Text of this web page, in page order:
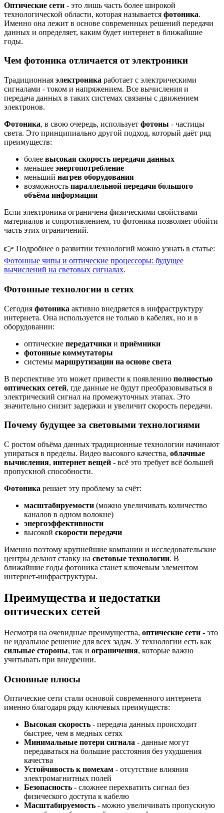
Оптические сети - это лишь часть более широкой
технологической области, которая называется фотоника.
Именно она лежит в основе современных решений передачи
данных и определяет, каким будет интернет в ближайшие
годы.
Чем фотоника отличается от электроники
Традиционная электроника работает с электрическими
сигналами - током и напряжением. Все вычисления и
передача данных в таких системах связаны с движением
электронов.
Фотоника, в свою очередь, использует фотоны - частицы
света. Это принципиально другой подход, который даёт ряд
преимуществ:
более высокая скорость передачи данных
меньшее энергопотребление
меньший нагрев оборудования
возможность параллельной передачи большого
объёма информации
Если электроника ограничена физическими свойствами
материалов и сопротивлением, то фотоника позволяет обойти
часть этих ограничений.
👉 Подробнее о развитии технологий можно узнать в статье:
Фотонные чипы и оптические процессоры: будущее
вычислений на световых сигналах.
Фотонные технологии в сетях
Сегодня фотоника активно внедряется в инфраструктуру
интернета. Она используется не только в кабелях, но и в
оборудовании:
оптические передатчики и приёмники
фотонные коммутаторы
системы маршрутизации на основе света
В перспективе это может привести к появлению полностью
оптических сетей, где данные не будут преобразовываться в
электрический сигнал на промежуточных этапах. Это
значительно снизит задержки и увеличит скорость передачи.
Почему будущее за световыми технологиями
С ростом объёма данных традиционные технологии начинают
упираться в пределы. Видео высокого качества, облачные
вычисления, интернет вещей - всё это требует всё большей
пропускной способности.
Фотоника решает эту проблему за счёт:
масштабируемости (можно увеличивать количество
каналов в одном волокне)
энергоэффективности
высокой скорости передачи
Именно поэтому крупнейшие компании и исследовательские
центры делают ставку на световые технологии. В
ближайшие годы фотоника станет ключевым элементом
интернет-инфраструктуры.
Преимущества и недостатки
оптических сетей
Несмотря на очевидные преимущества, оптические сети - это
не идеальное решение для всех задач. У технологии есть как
сильные стороны, так и ограничения, которые важно
учитывать при внедрении.
Основные плюсы
Оптические сети стали основой современного интернета
именно благодаря ряду ключевых преимуществ:
Высокая скорость - передача данных происходит
быстрее, чем в медных сетях
Минимальные потери сигнала - данные могут
передаваться на большие расстояния без ухудшения
качества
Устойчивость к помехам - отсутствие влияния
электромагнитных полей
Безопасность - сложнее перехватить сигнал без
физического доступа к кабелю
Масштабируемость - можно увеличивать пропускную